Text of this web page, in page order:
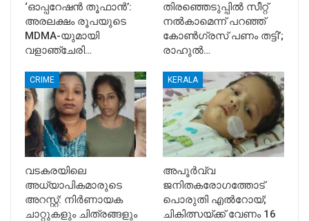
‘ഓപ്പറേഷൻ തൂഫാൻ’:
അരലക്ഷം രൂപയുടെ
MDMA-യുമായി
വളാഞ്ചേരി…
തിരഞ്ഞെടുപ്പിൽ സീറ്റ്
നൽകാമെന്ന് പറഞ്ഞ്
കോൺഗ്രസ് പണം തട്ടി’;
രാഹുൽ…
CRIME
വടകരയിലെ
അധ്യാപികമാരുടെ
അറസ്റ്റ്: നിർണായക
ചാറ്റുകളും ചിത്രങ്ങളും
KERALA
അപൂര്‍വ്വ
ജനിതകരോഗത്തോട്
പൊരുതി എല്‍റോയ്;
ചികിത്സയ്ക്ക് വേണം 16